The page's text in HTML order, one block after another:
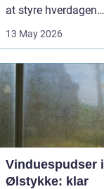
at styre hverdagen,
kun pers...
13 May 2026
Vinduespudser i
Ølstykke: klar